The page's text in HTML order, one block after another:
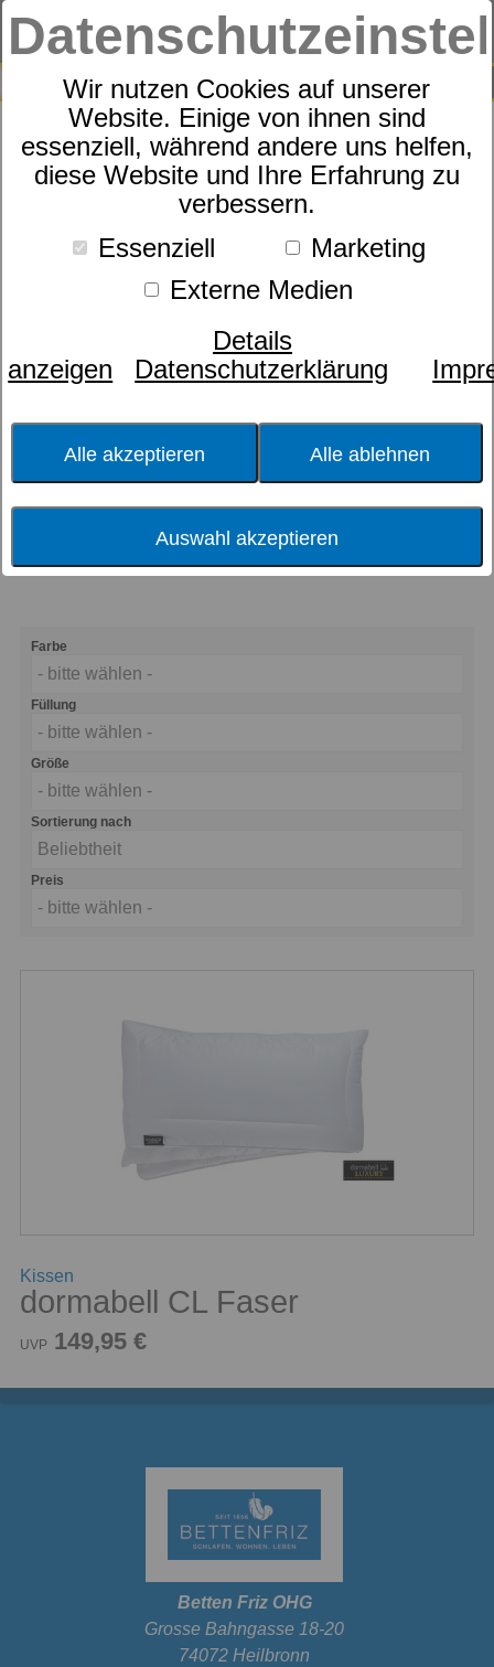
Wir nutzen Cookies auf unserer
Website. Einige von ihnen sind
essenziell, während andere uns helfen,
diese Website und Ihre Erfahrung zu
verbessern.
Essenziell
Marketing
Externe Medien
Details
anzeigen
Datenschutzerklärung
Alle akzeptieren Alle ablehnen
Auswahl akzeptieren
SUCHE
0
Produkte Kopfkissen
dormabell Atelier Collection
1 Produkte
dormabell Atelier
Collection
Perfekt verarbeitete Kostbarkeiten der
Natur. Jenseits aller hoch entwickelten
menschlichen Technologie bietet die Natur
dem Kenner Kostbarkeiten, die mit ihren
den kundigen Händen von erfahrenen
Spezialisten zu Produkten mit
hervorragenden Nutzwerten
weiterverarbeitet werden können. Für
Schlafgenießer und Menschen, die das
Besondere schätzen und lieben.
Farbe
- bitte wählen -
Füllung
- bitte wählen -
Größe
- bitte wählen -
Sortierung nach
Beliebtheit
Preis
- bitte wählen -
Kissen
dormabell CL Faser
UVP 149,95 €
Betten Friz OHG
Grosse Bahngasse 18-20
74072 Heilbronn